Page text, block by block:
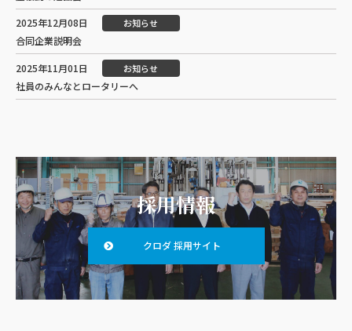
2025年12月08日 お知らせ
合同企業説明会
2025年11月01日 お知らせ
社員のみんなとロータリーへ
採用情報
クロダ 採用サイト